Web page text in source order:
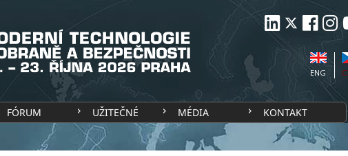
ENG
FÓRUM UŽITEČNÉ MÉDIA KONTAKT